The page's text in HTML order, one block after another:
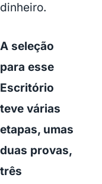
dinheiro.
A seleção
para esse
Escritório
teve várias
etapas, umas
duas provas,
três